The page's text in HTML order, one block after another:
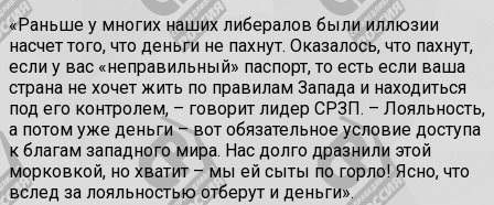
«Раньше у многих наших либералов были иллюзии
насчет того, что деньги не пахнут. Оказалось, что пахнут,
если у вас «неправильный» паспорт, то есть если ваша
страна не хочет жить по правилам Запада и находиться
под его контролем, – говорит лидер СРЗП. – Лояльность,
а потом уже деньги – вот обязательное условие доступа
к благам западного мира. Нас долго дразнили этой
морковкой, но хватит – мы ей сыты по горло! Ясно, что
вслед за лояльностью отберут и деньги».